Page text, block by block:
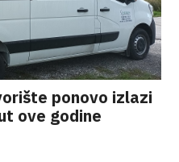
ponovo izlazi
ove godine